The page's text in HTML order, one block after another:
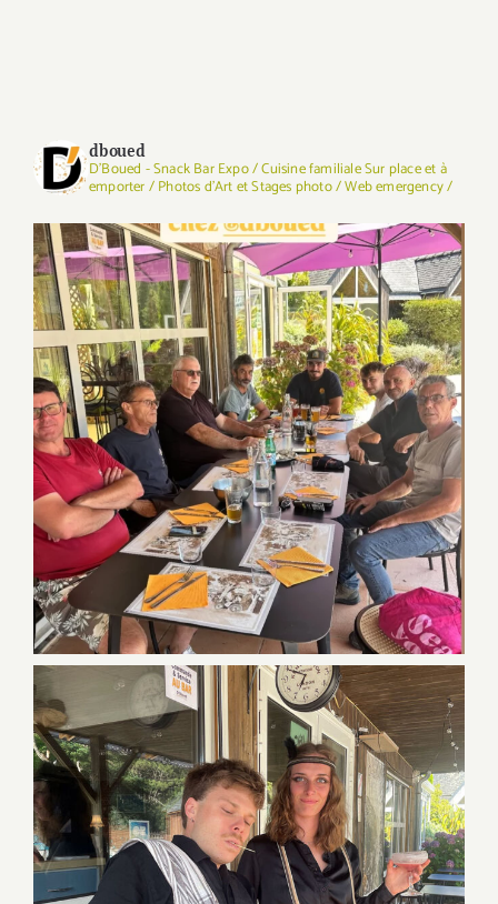
dboued
D'Boued - Snack Bar Expo / Cuisine familiale Sur place et à
emporter / Photos d'Art et Stages photo / Web emergency /